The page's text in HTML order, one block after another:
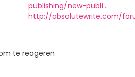
publishing/new-publi…
http://absolutewrite.com/
te reageren